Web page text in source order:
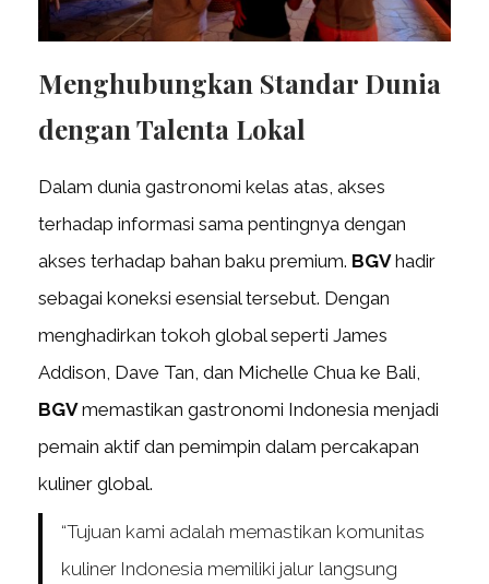
Menghubungkan Standar Dunia
dengan Talenta Lokal
Dalam dunia gastronomi kelas atas, akses
terhadap informasi sama pentingnya dengan
akses terhadap bahan baku premium. BGVhadir
sebagai koneksi esensial tersebut. Dengan
menghadirkan tokoh global seperti James
Addison, Dave Tan, dan Michelle Chua ke Bali,
BGVmemastikan gastronomi Indonesia menjadi
pemain aktif dan pemimpin dalam percakapan
kuliner global.
“Tujuan kami adalah memastikan komunitas
kuliner Indonesia memiliki jalur langsung